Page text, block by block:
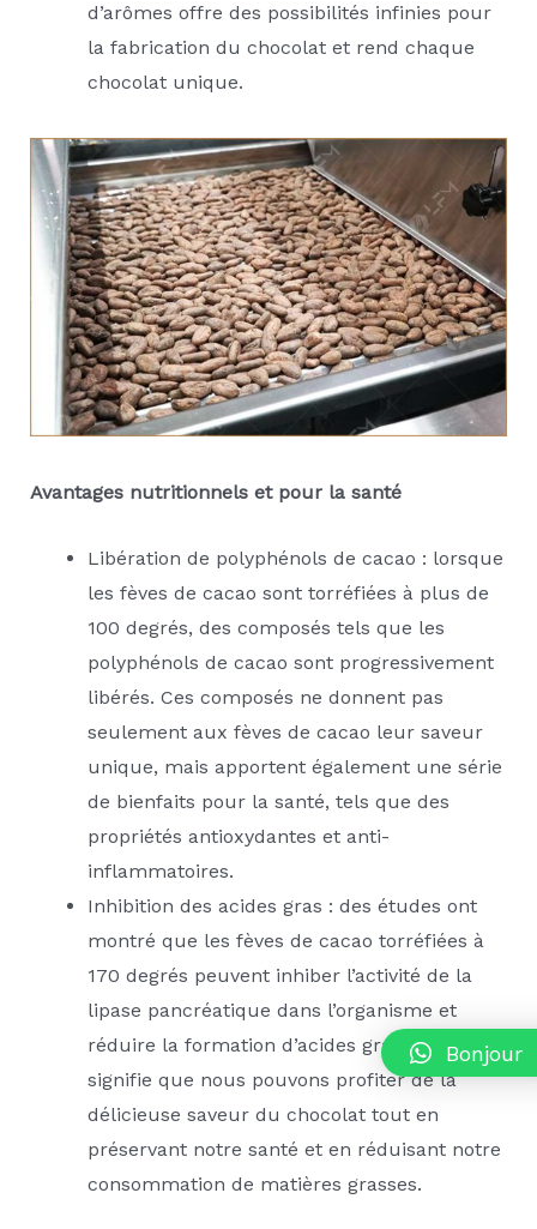
d’arômes offre des possibilités infinies pour
la fabrication du chocolat et rend chaque
chocolat unique.
Avantages nutritionnels et pour la santé
Libération de polyphénols de cacao : lorsque
les fèves de cacao sont torréfiées à plus de
100 degrés, des composés tels que les
polyphénols de cacao sont progressivement
libérés. Ces composés ne donnent pas
seulement aux fèves de cacao leur saveur
unique, mais apportent également une série
de bienfaits pour la santé, tels que des
propriétés antioxydantes et anti-
inflammatoires.
Inhibition des acides gras : des études ont
montré que les fèves de cacao torréfiées à
170 degrés peuvent inhiber l’activité de la
lipase pancréatique dans l’organisme et
réduire la formation d’acides gras. Cela
signifie que nous pouvons profiter de la
délicieuse saveur du chocolat tout en
préservant notre santé et en réduisant notre
consommation de matières grasses.
Bonjour